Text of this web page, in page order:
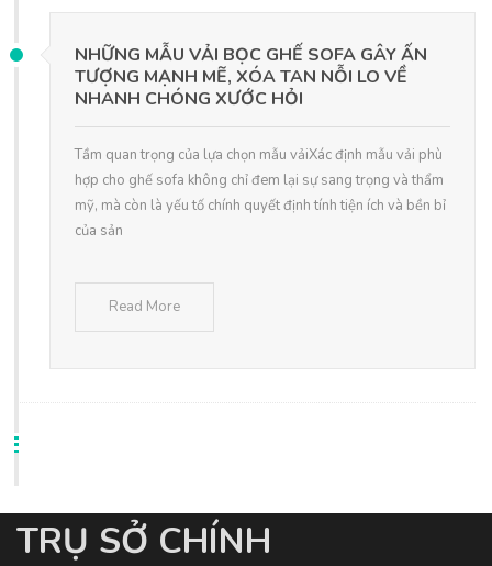
NHỮNG MẪU VẢI BỌC GHẾ SOFA GÂY ẤN
TƯỢNG MẠNH MẼ, XÓA TAN NỖI LO VỀ
NHANH CHÓNG XƯỚC HỎI
Tầm quan trọng của lựa chọn mẫu vảiXác định mẫu vải phù
hợp cho ghế sofa không chỉ đem lại sự sang trọng và thẩm
mỹ, mà còn là yếu tố chính quyết định tính tiện ích và bền bỉ
của sản
Read More
TRỤ SỞ CHÍNH